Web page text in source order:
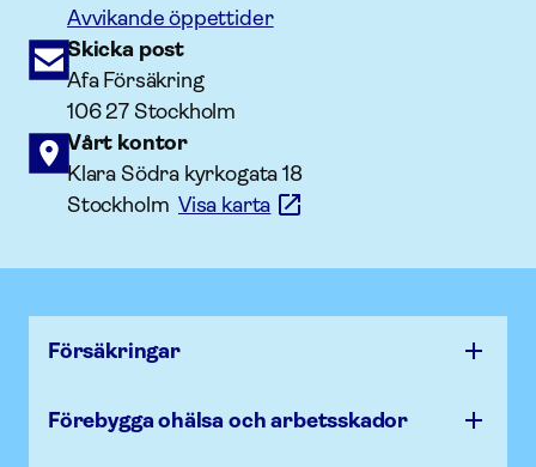
Avvikande öppettider
Skicka post
Afa Försäkring
106 27 Stockholm
Vårt kontor
Klara Södra kyrkogata 18
StockholmVisa karta
Försäk­ringar
Förebygga ohälsa och arbets­skador